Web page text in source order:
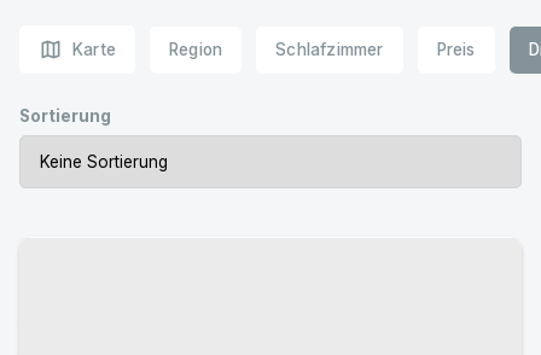
map Karte Region Schlafzimmer Preis
Sortierung